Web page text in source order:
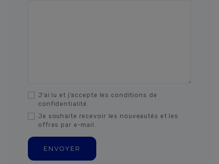
J’ai lu et j’accepte les conditions de
confidentialité.
Je souhaite recevoir les nouveautés et les
offres par e-mail.